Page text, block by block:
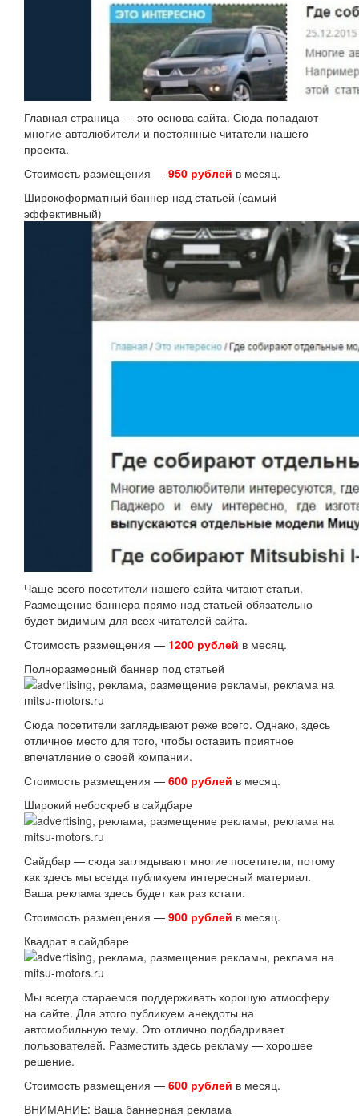
Главная страница — это основа сайта. Сюда попадают
многие автолюбители и постоянные читатели нашего
проекта.
Стоимость размещения — 950 рублей в месяц.
Широкоформатный баннер над статьей (самый
эффективный)
Чаще всего посетители нашего сайта читают статьи.
Размещение баннера прямо над статьей обязательно
будет видимым для всех читателей сайта.
Стоимость размещения — 1200 рублей в месяц.
Полноразмерный баннер под статьей
Сюда посетители заглядывают реже всего. Однако, здесь
отличное место для того, чтобы оставить приятное
впечатление о своей компании.
Стоимость размещения — 600 рублей в месяц.
Широкий небоскреб в сайдбаре
Сайдбар — сюда заглядывают многие посетители, потому
как здесь мы всегда публикуем интересный материал.
Ваша реклама здесь будет как раз кстати.
Стоимость размещения — 900 рублей в месяц.
Квадрат в сайдбаре
Мы всегда стараемся поддерживать хорошую атмосферу
на сайте. Для этого публикуем анекдоты на
автомобильную тему. Это отлично подбадривает
пользователей. Разместить здесь рекламу — хорошее
решение.
Стоимость размещения — 600 рублей в месяц.
ВНИМАНИЕ: Ваша баннерная реклама